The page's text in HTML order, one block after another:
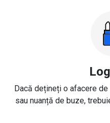
Dacă dețineți o afacere
sau nuanță de buze,